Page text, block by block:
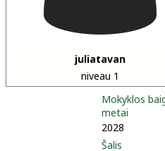
juliatavan
niveau 1
Mokyklos
metai
2028
Šalis